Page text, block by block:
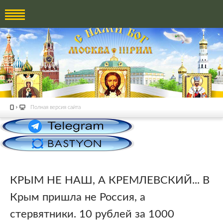
Полная версия сайта
КРЫМ НЕ НАШ, А КРЕМЛЕВСКИЙ... В
Крым пришла не Россия, а
стервятники. 10 рублей за 1000